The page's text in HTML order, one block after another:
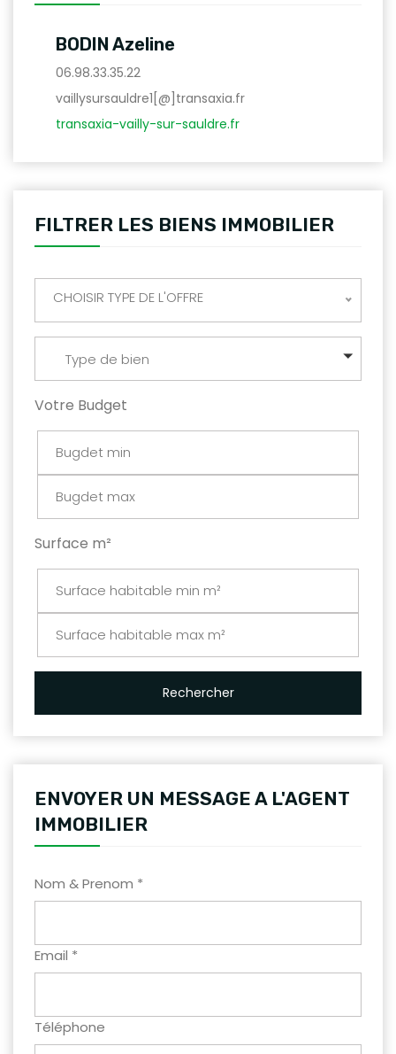
BODIN Azeline
06.98.33.35.22
vaillysursauldre1[@]transaxia.fr
transaxia-vailly-sur-sauldre.fr
FILTRER LES BIENS IMMOBILIER
CHOISIR TYPE DE L'OFFRE
Type de bien
Votre Budget
Surface m²
Rechercher
ENVOYER UN MESSAGE A L'AGENT
IMMOBILIER
Nom & Prenom *
Email *
Téléphone